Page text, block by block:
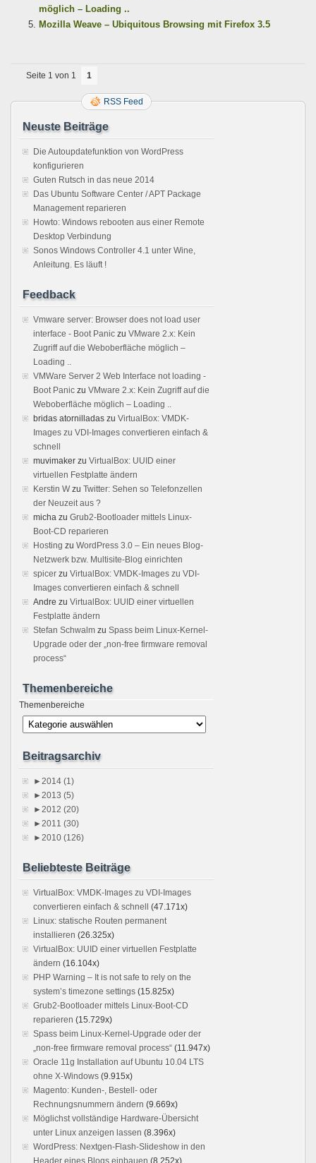
möglich – Loading ..
Mozilla Weave – Ubiquitous Browsing mit Firefox 3.5
Seite 1 von 1 1
RSS Feed
Neuste Beiträge
Die Autoupdatefunktion von WordPress
konfigurieren
Guten Rutsch in das neue 2014
Das Ubuntu Software Center / APT Package
Management reparieren
Howto: Windows rebooten aus einer Remote
Desktop Verbindung
Sonos Windows Controller 4.1 unter Wine,
Anleitung. Es läuft !
Feedback
Vmware server: Browser does not load user
interface - Boot Panic zu VMware 2.x: Kein
Zugriff auf die Weboberfläche möglich –
Loading ..
VMWare Server 2 Web Interface not loading -
Boot Panic zu VMware 2.x: Kein Zugriff auf die
Weboberfläche möglich – Loading ..
bridas atornilladas zu VirtualBox: VMDK-
Images zu VDI-Images convertieren einfach &
schnell
muvimaker zu VirtualBox: UUID einer
virtuellen Festplatte ändern
Kerstin Wzu Twitter: Sehen so Telefonzellen
der Neuzeit aus ?
micha zu Grub2-Bootloader mittels Linux-
Boot-CD reparieren
Hosting zu WordPress 3.0 – Ein neues Blog-
Netzwerk bzw. Multisite-Blog einrichten
spicer zu VirtualBox: VMDK-Images zu VDI-
Images convertieren einfach & schnell
Andre zu VirtualBox: UUID einer virtuellen
Festplatte ändern
Stefan Schwalm zu Spass beim Linux-Kernel-
Upgrade oder der „non-free firmware removal
process“
Themenbereiche
Themenbereiche
Beitragsarchiv
► 2014 (1)
► 2013 (5)
► 2012 (20)
► 2011 (30)
► 2010 (126)
Beliebteste Beiträge
VirtualBox: VMDK-Images zu VDI-Images
convertieren einfach & schnell (47.171x)
Linux: statische Routen permanent
installieren (26.325x)
VirtualBox: UUID einer virtuellen Festplatte
ändern (16.104x)
PHP Warning – It is not safe to rely on the
system’s timezone settings (15.825x)
Grub2-Bootloader mittels Linux-Boot-CD
reparieren (15.729x)
Spass beim Linux-Kernel-Upgrade oder der
„non-free firmware removal process“ (11.947x)
Oracle 11g Installation auf Ubuntu 10.04 LTS
ohne X-Windows (9.915x)
Magento: Kunden-, Bestell- oder
Rechnungsnummern ändern (9.669x)
Möglichst vollständige Hardware-Übersicht
unter Linux anzeigen lassen (8.396x)
WordPress: Nextgen-Flash-Slideshow in den
Header eines Blogs einbauen (8.252x)